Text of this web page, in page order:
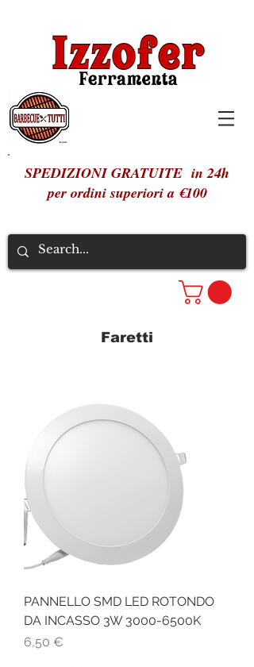
SPEDIZIONI GRATUITE in 24h
per ordini superiori a €100
Faretti
PANNELLO SMD LED ROTONDO
DA INCASSO 3W 3000-6500K
Prezzo
6,50 €